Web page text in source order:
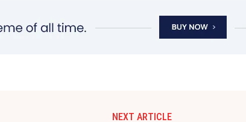
NEXT ARTICLE